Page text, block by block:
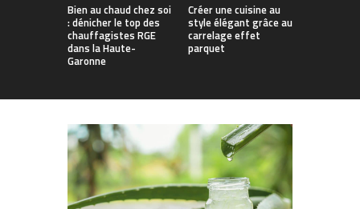
Bien au chaud chez soi
: dénicher le top des
chauffagistes RGE
dans la Haute-
Garonne
Créer une cuisine au
style élégant grâce au
carrelage effet
parquet